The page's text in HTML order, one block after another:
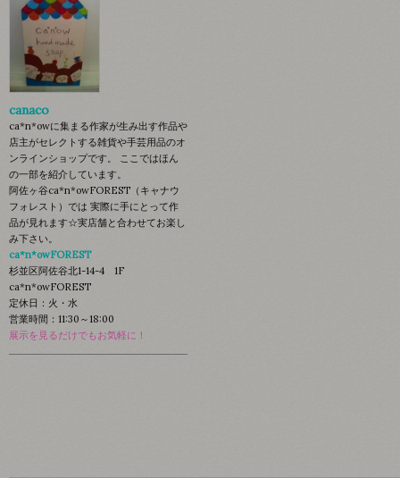
canaco
ca*n*owに集まる作家が生み出す作品や
店主がセレクトする雑貨や手芸用品のオ
ンラインショップです。 ここではほん
の一部を紹介しています。
阿佐ヶ谷ca*n*owFOREST（キャナウ
フォレスト）では 実際に手にとって作
品が見れます☆実店舗と合わせてお楽し
み下さい。
ca*n*owFOREST
杉並区阿佐谷北1-14-4 1F
ca*n*owFOREST
定休日：火・水
営業時間：11:30～18:00
展示を見るだけでもお気軽に！